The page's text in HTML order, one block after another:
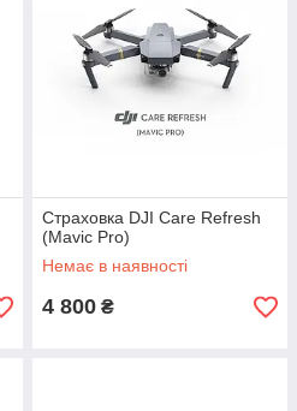
Страховка DJI Care Refresh
(Mavic Pro)
Немає в наявності
4 800 ₴